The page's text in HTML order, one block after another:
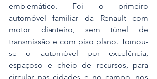
emblemático. Foi o primeiro
automóvel familiar da Renault com
motor dianteiro, sem túnel de
transmissão e com piso plano. Tornou-
se o automóvel por excelência,
espaçoso e cheio de recursos, para
circular nas cidades e no campo, nos